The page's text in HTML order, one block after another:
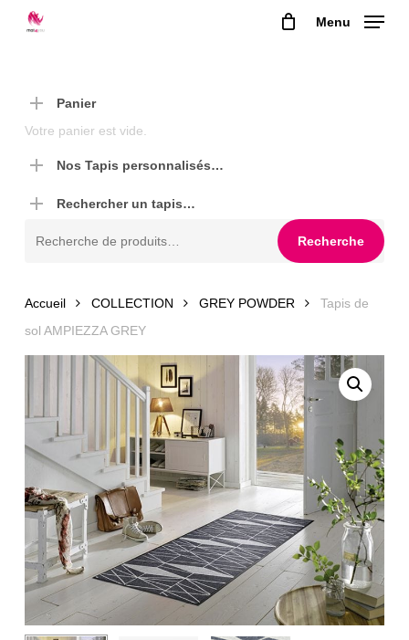
Menu
Panier
Votre panier est vide.
Nos Tapis personnalisés…
Rechercher un tapis…
Recherche
Accueil COLLECTION GREY POWDER
Tapis de
sol AMPIEZZA GREY